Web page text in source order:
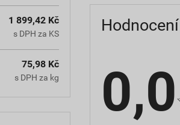
1 899,42 Kč
s DPH za KS
75,98 Kč
s DPH za kg
Hodnocení
0,0